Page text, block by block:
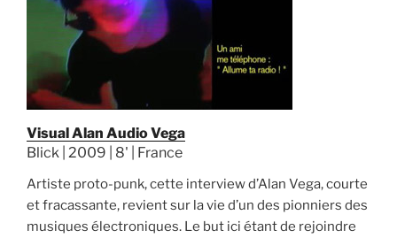
Visual Alan Audio Vega
Blick | 2009 | 8' | France
Artiste proto-punk, cette interview d’Alan Vega, courte
et fracassante, revient sur la vie d’un des pionniers des
musiques électroniques. Le but ici étant de rejoindre